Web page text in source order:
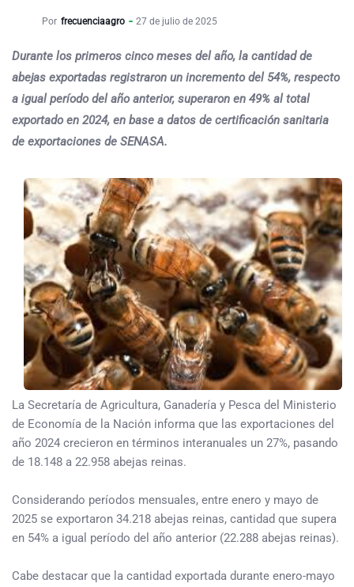
Por frecuenciaagro 27 de julio de 2025
Durante los primeros cinco meses del año, la cantidad de
abejas exportadas registraron un incremento del 54%, respecto
a igual período del año anterior, superaron en 49% al total
exportado en 2024, en base a datos de certificación sanitaria
de exportaciones de SENASA.
La Secretaría de Agricultura, Ganadería y Pesca del Ministerio
de Economía de la Nación informa que las exportaciones del
año 2024 crecieron en términos interanuales un 27%, pasando
de 18.148 a 22.958 abejas reinas.
Considerando períodos mensuales, entre enero y mayo de
2025 se exportaron 34.218 abejas reinas, cantidad que supera
en 54% a igual período del año anterior (22.288 abejas reinas).
Cabe destacar que la cantidad exportada durante enero-mayo